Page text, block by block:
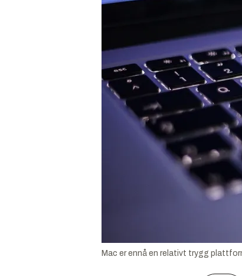
Mac er ennå en relativt trygg